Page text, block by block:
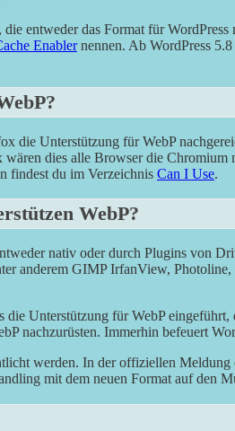
, die entweder das Format für WordPress
Enablernennen. Ab WordPress
die Unterstützung für WebP
dies alle Browser die Chromium
findest du im Verzeichnis Can I Use.
WebP?
nativ oder durch Plugins von
anderem GIMP IrfanView,
die Unterstützung für WebP
nachzurüsten. Immerhin befeuert
werden. In der offiziellen Meldung
mit dem neuen Format auf den